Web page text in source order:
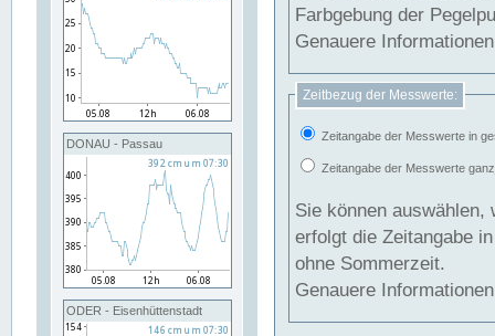
DONAU - Passau
ODER - Eisenhüttenstadt
Farbgebung der
Genauere
Zeitbezug der Messwerte:
Zeitangabe der Messwerte in
Zeitangabe der Messwerte
Sie können auswählen,
erfolgt die Zeitangabe
ohne Sommerzeit.
Genauere